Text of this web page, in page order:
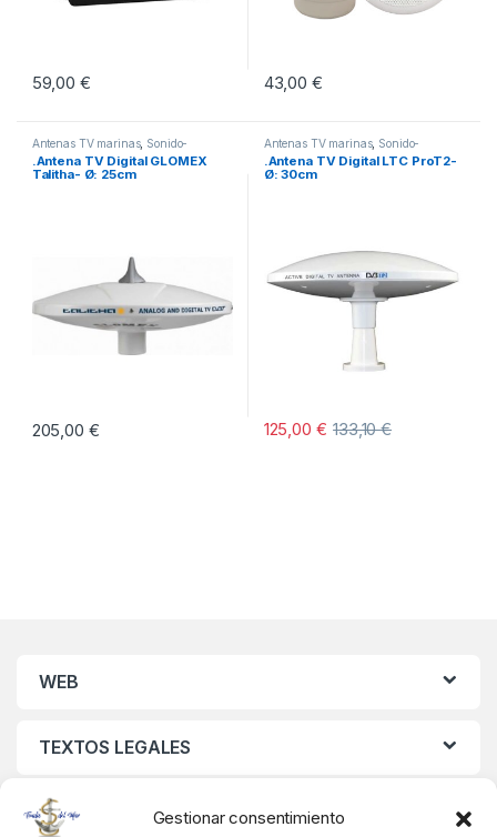
Gestionar consentimiento
59,00 € 43,00 €
Antenas TV marinas, Sonido-
Altavoces-Antenas
.Antena TV Digital GLOMEX
Talitha- Ø: 25cm
205,00 €
Antenas TV marinas, Sonido-
Altavoces-Antenas
.Antena TV Digital LTC ProT2-
Ø: 30cm
125,00 € 133,10€
WEB
TEXTOS LEGALES
MIS DATOS